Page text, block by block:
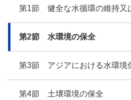
第1節 健全な水循環の維持又
第2節 水環境の保全
第3節 アジアにおける水環境
第4節 土壌環境の保全